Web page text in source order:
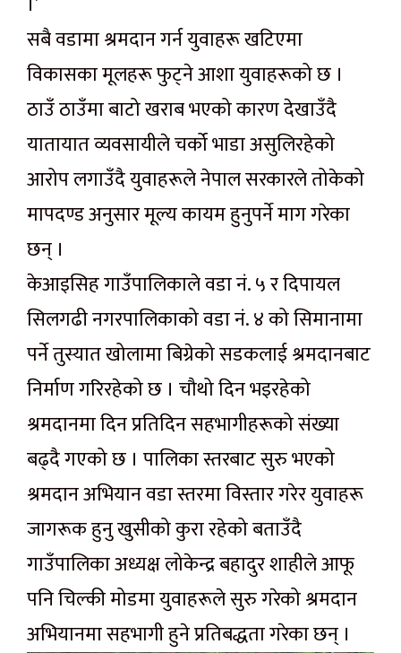
सबै वडामा श्रमदान गर्न युवाहरू खटिएमा
विकासका मूलहरू फुट्ने आशा युवाहरूको छ ।
ठाउँ ठाउँमा बाटो खराब भएको कारण देखाउँदै
यातायात व्यवसायीले चर्को भाडा असुलिरहेको
आरोप लगाउँदै युवाहरूले नेपाल सरकारले तोकेको
मापदण्ड अनुसार मूल्य कायम हुनुपर्ने माग गरेका
छन् ।
केआइसिह गाउँपालिकाले वडा नं. ५ र दिपायल
सिलगढी नगरपालिकाको वडा नं. ४ को सिमानामा
पर्ने तुस्यात खोलामा बिग्रेको सडकलाई श्रमदानबाट
निर्माण गरिरहेको छ । चौथो दिन भइरहेको
श्रमदानमा दिन प्रतिदिन सहभागीहरूको संख्या
बढ्दै गएको छ । पालिका स्तरबाट सुरु भएको
श्रमदान अभियान वडा स्तरमा विस्तार गरेर युवाहरू
जागरूक हुनु खुसीको कुरा रहेको बताउँदै
गाउँपालिका अध्यक्ष लोकेन्द्र बहादुर शाहीले आफू
पनि चिल्की मोडमा युवाहरूले सुरु गरेको श्रमदान
अभियानमा सहभागी हुने प्रतिबद्धता गरेका छन् ।